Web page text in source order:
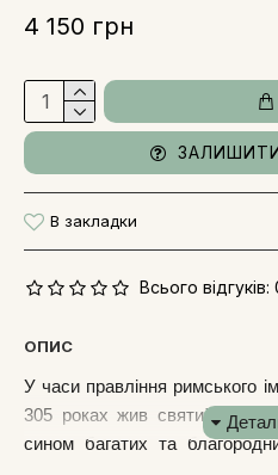
Всього відгуків:
4 150 грн
В закладки
ОПИС
У часи правління римського
305 роках жив святий
сином багатих та